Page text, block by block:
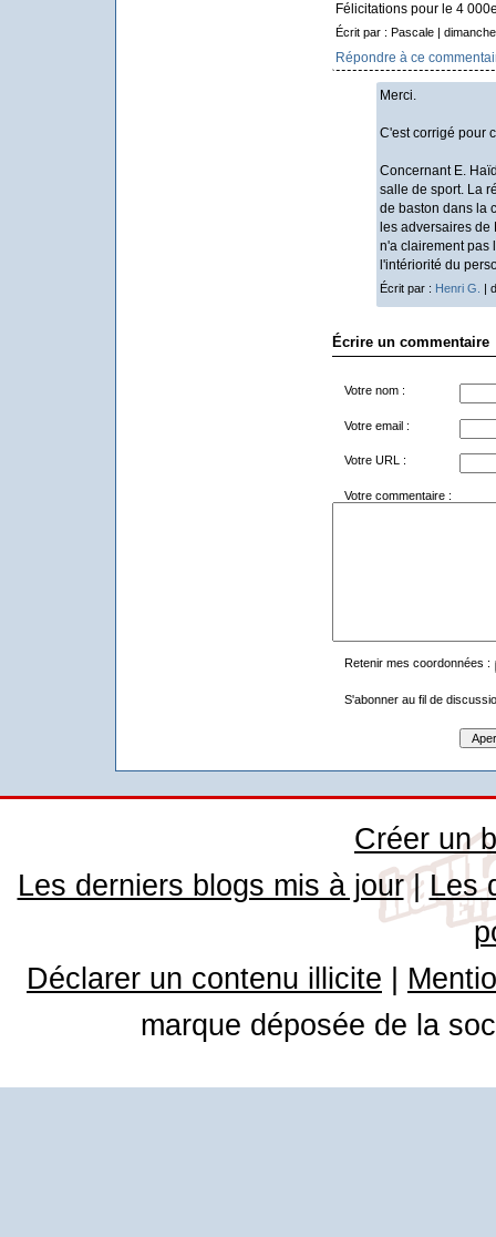
Félicitations pour le 4
Écrit par : Pascale |
Répondre à ce
Merci.
C'est corrigé pour
Concernant E.
salle de sport. La
de baston dans la
les adversaires de
n'a clairement pas
l'intériorité du
Écrit par : Henri G. |
Écrire un commentaire
Votre nom :
Votre email :
Votre URL :
Votre commentaire :
Retenir mes coordonnées :
S'abonner au fil de
Créer un
Les derniers blogs mis à jour| Les
Déclarer un contenu illicite
marque déposée de la